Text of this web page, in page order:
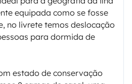
equipada como se fosse
no livrete temos deslocação
para dormida de
estado de conservação